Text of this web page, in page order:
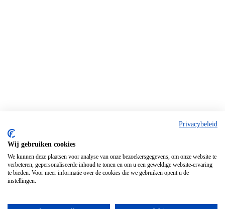
Privacybeleid
Wij gebruiken cookies
We kunnen deze plaatsen voor analyse van onze bezoekersgegevens, om onze website te
verbeteren, gepersonaliseerde inhoud te tonen en om u een geweldige website-ervaring
te bieden. Voor meer informatie over de cookies die we gebruiken opent u de
instellingen.